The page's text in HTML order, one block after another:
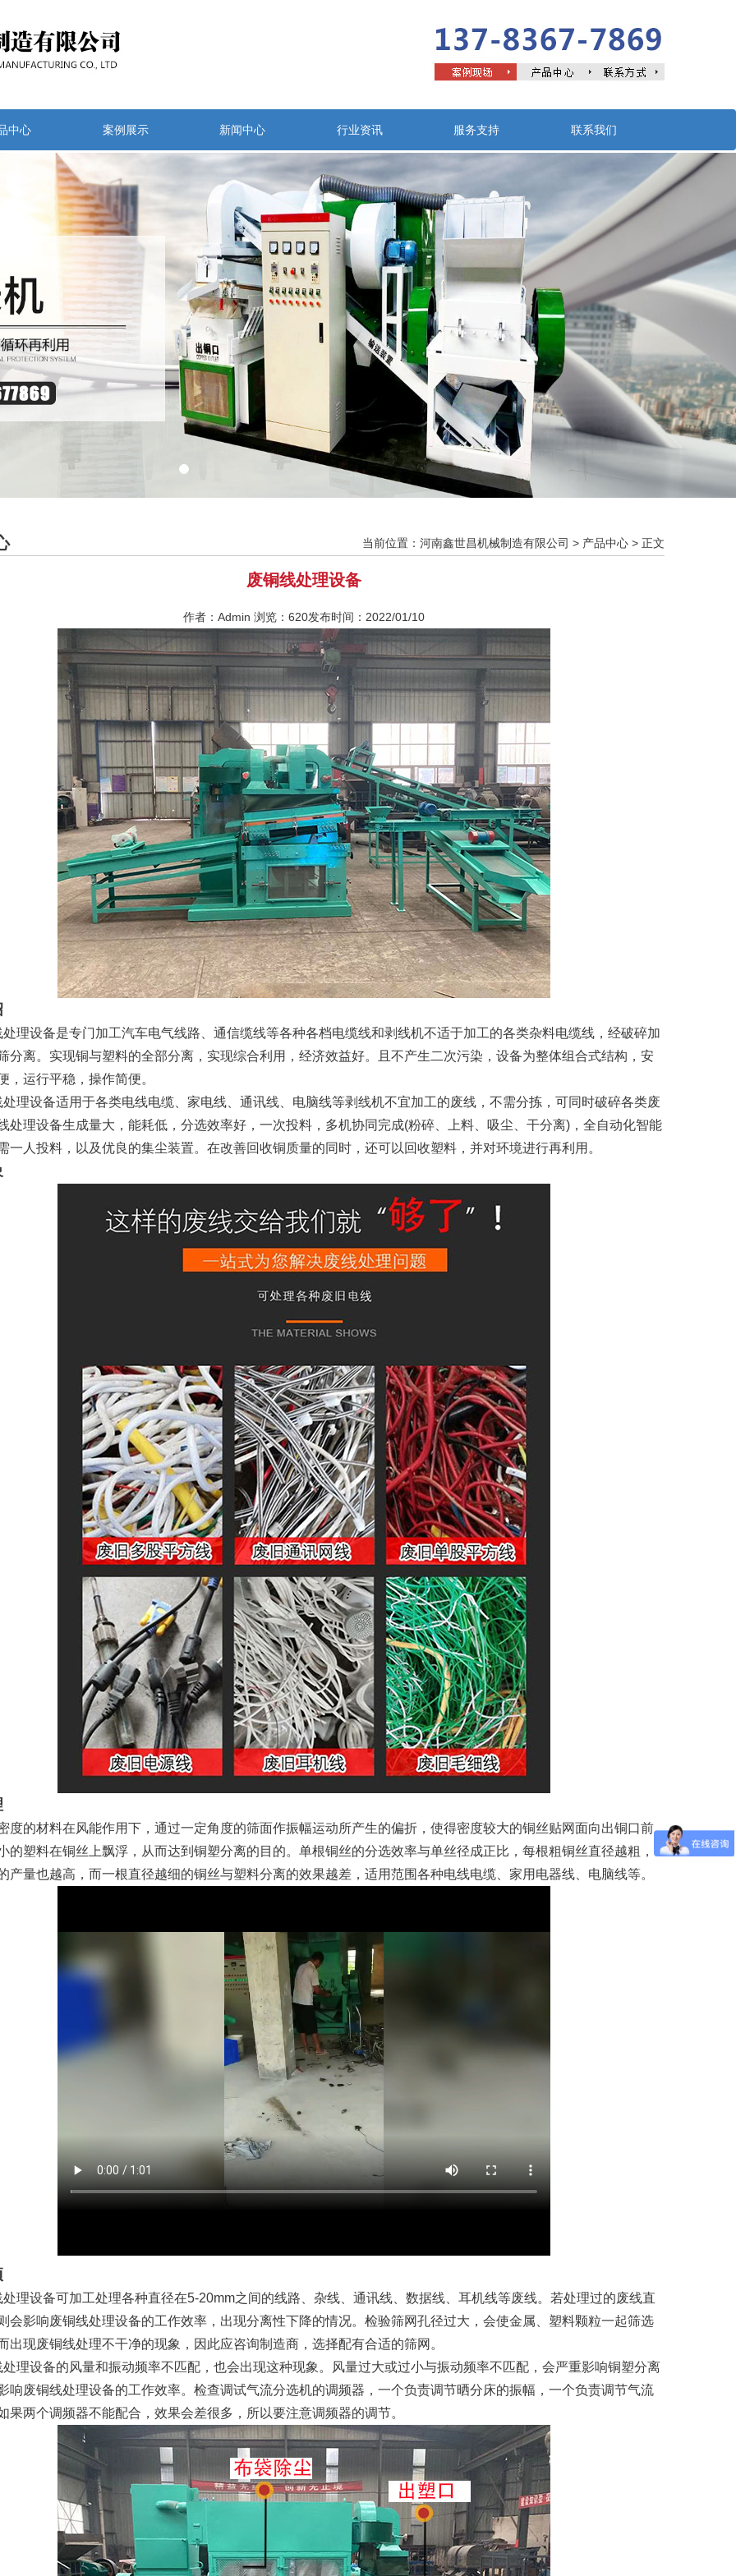
中心 案例展示 新闻中心 行业资讯 服务支持 联系我们
当前位置： 河南鑫世昌机械制造有限公司 > 产品中心 > 正文
废铜线处理设备
作者：Admin 浏览：620发布时间：2022/01/10
理设备是专门加工汽车电气线路、通信缆线等各种各档电缆线和剥线机不适于加工的各类杂料电缆线，经破碎加
分离。实现铜与塑料的全部分离，实现综合利用，经济效益好。且不产生二次污染，设备为整体组合式结构，安
，运行平稳，操作简便。
理设备适用于各类电线电缆、家电线、通讯线、电脑线等剥线机不宜加工的废线，不需分拣，可同时破碎各类废
处理设备生成量大，能耗低，分选效率好，一次投料，多机协同完成(粉碎、上料、吸尘、干分离)，全自动化智能
一人投料，以及优良的集尘装置。在改善回收铜质量的同时，还可以回收塑料，并对环境进行再利用。
的材料在风能作用下，通过一定角度的筛面作振幅运动所产生的偏折，使得密度较大的铜丝贴网面向出铜口前
的塑料在铜丝上飘浮，从而达到铜塑分离的目的。单根铜丝的分选效率与单丝径成正比，每根粗铜丝直径越粗，
产量也越高，而一根直径越细的铜丝与塑料分离的效果越差，适用范围各种电线电缆、家用电器线、电脑线等。
理设备可加工处理各种直径在5-20mm之间的线路、杂线、通讯线、数据线、耳机线等废线。若处理过的废线直
会影响废铜线处理设备的工作效率，出现分离性下降的情况。检验筛网孔径过大，会使金属、塑料颗粒一起筛选
出现废铜线处理不干净的现象，因此应咨询制造商，选择配有合适的筛网。
理设备的风量和振动频率不匹配，也会出现这种现象。风量过大或过小与振动频率不匹配，会严重影响铜塑分离
响废铜线处理设备的工作效率。检查调试气流分选机的调频器，一个负责调节晒分床的振幅，一个负责调节气流
果两个调频器不能配合，效果会差很多，所以要注意调频器的调节。